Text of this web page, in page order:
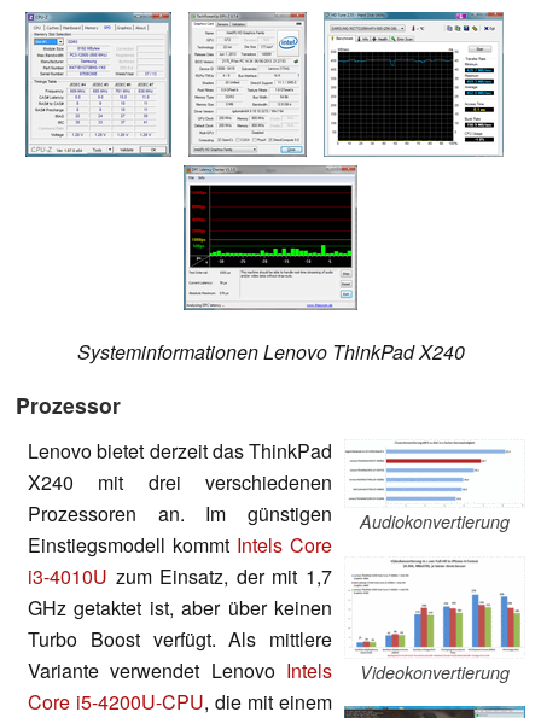
Systeminformationen Lenovo ThinkPad X240
Prozessor
Audiokonvertierung
Videokonvertierung
Lenovo bietet derzeit das ThinkPad
X240 mit drei verschiedenen
Prozessoren an. Im günstigen
Einstiegsmodell kommt Intels Core
i3-4010U zum Einsatz, der mit 1,7
GHz getaktet ist, aber über keinen
Turbo Boost verfügt. Als mittlere
Variante verwendet Lenovo Intels
Core i5-4200U-CPU, die mit einem